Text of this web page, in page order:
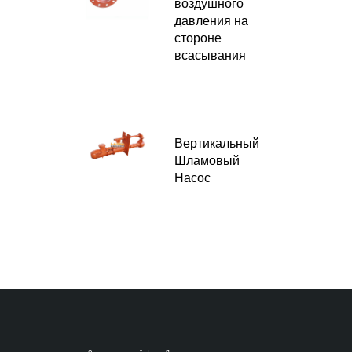
воздушного
давления на
стороне
всасывания
Вертикальный
Шламовый
Насос